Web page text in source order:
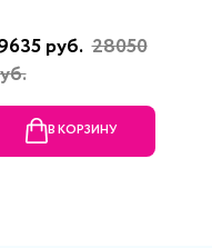
руб. 28050
В КОРЗИНУ